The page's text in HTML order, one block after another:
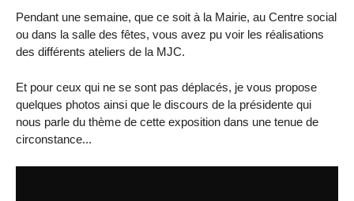
Pendant une semaine, que ce soit à la Mairie, au Centre social
ou dans la salle des fêtes, vous avez pu voir les réalisations
des différents ateliers de la MJC.
Et pour ceux qui ne se sont pas déplacés, je vous propose
quelques photos ainsi que le discours de la présidente qui
nous parle du thème de cette exposition dans une tenue de
circonstance...